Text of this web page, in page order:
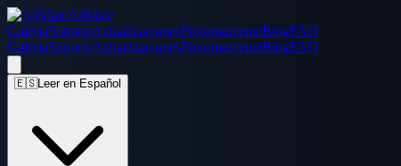
AdMate
GaleríaSoporteActualizacionesPróximamenteBlogFAQ
GaleríaSoporteActualizacionesPróximamenteBlogFAQ
🇪🇸Leer en Español